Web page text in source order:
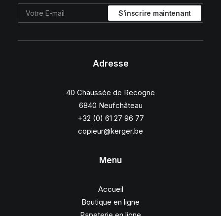
Adresse
40 Chaussée de Recogne
6840 Neufchâteau
+32 (0) 61 27 96 77
copieur@kerger.be
Menu
Accueil
Boutique en ligne